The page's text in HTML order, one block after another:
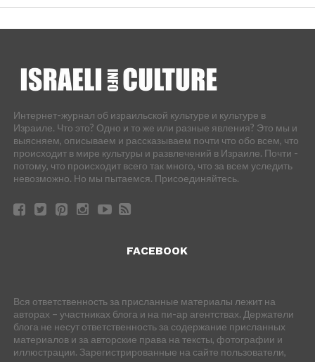
Интернет-журнал об израильской культуре и культуре в
Израиле. Что это? Одно и то же или разные явления? Это мы и
выясняем, описываем и рассказываем почти что обо всем, что
происходит в мире культуры и развлечений в Израиле. Почти -
потому, что происходит всего так много, что за всем уследить
невозможно. Но мы пытаемся. Присоединяйтесь.
FACEBOOK
Вся ответственность за присланные материалы лежит на
авторах – участниках блога и на пи-ар агентствах. Держатели
блога не несут ответственность за содержание присланных
материалов и за авторские права на тексты, фотографии и
иллюстрации. Зарегистрированные на сайте пользователи,